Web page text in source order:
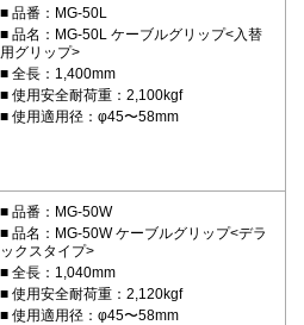
品番：MG-50L
品名：MG-50L ケーブルグリップ<入替
用グリップ>
全長：1,400mm
使用安全耐荷重：2,100kgf
使用適用径：φ45〜58mm
品番：MG-50W
品名：MG-50W ケーブルグリップ<デラ
ックスタイプ>
全長：1,040mm
使用安全耐荷重：2,120kgf
使用適用径：φ45〜58mm